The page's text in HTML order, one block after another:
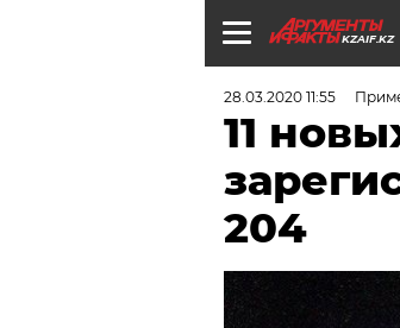
KZAIF.KZ
28.03.2020 11:55
11
204